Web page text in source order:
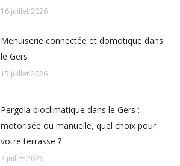
16 juillet 2026
Menuiserie connectée et domotique dans
le Gers
15 juillet 2026
Pergola bioclimatique dans le Gers :
motorisée ou manuelle, quel choix pour
votre terrasse ?
7 juillet 2026